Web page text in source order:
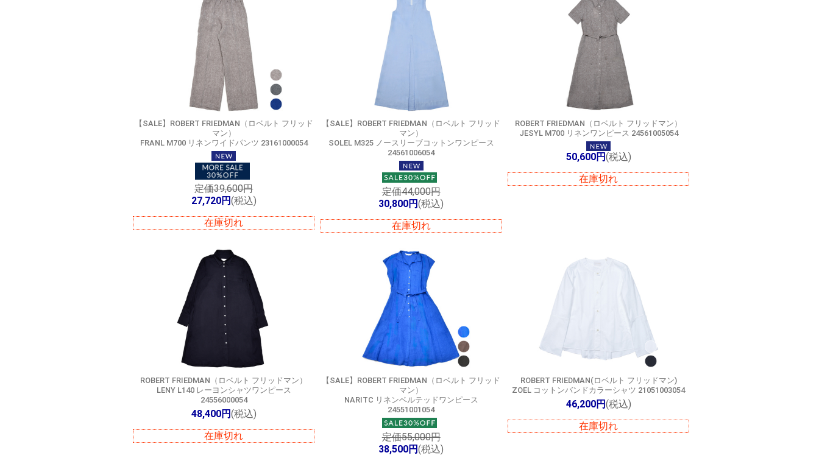
【SALE】 ROBERT FRIEDMAN（ロベルト フリッド
マン）
FRANL M700 リネンワイドパンツ 23161000054
定価39,600円
27,720円(税込)
在庫切れ
【SALE】 ROBERT FRIEDMAN（ロベルト フリッド
マン）
SOLEL M325 ノースリーブコットンワンピース
24561006054
定価44,000円
30,800円(税込)
在庫切れ
ROBERT FRIEDMAN（ロベルト フリッドマン）
JESYL M700 リネンワンピース 24561005054
50,600円(税込)
在庫切れ
ROBERT FRIEDMAN（ロベルト フリッドマン）
LENY L140 レーヨンシャツワンピース
24556000054
48,400円(税込)
在庫切れ
【SALE】 ROBERT FRIEDMAN（ロベルト フリッド
マン）
NARITC リネンベルテッドワンピース
24551001054
定価55,000円
38,500円(税込)
ROBERT FRIEDMAN(ロベルト フリッドマン)
ZOEL コットンバンドカラーシャツ 21051003054
46,200円(税込)
在庫切れ